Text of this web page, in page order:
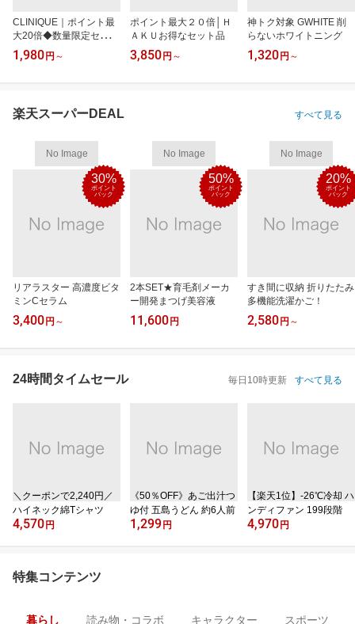
CLINIQUE｜ポイント最
大20倍◆数量限定セット
も
1,980 円 ～
ポイント最大２０倍│Ｈ
ＡＫＵお得なセット品
3,850 円 ～
神トク対象 GWHITE 削
らないホワイトニング
1,320 円 ～
楽天スーパーDEAL すべて見る
No Image
30%
ポイント
バック
リアラスター 高濃度ビタ
ミンCセラム
3,400 円 ～
No Image
50%
ポイント
バック
2本SET★育毛剤メーカ
ー開発まつげ美容液
11,600 円
No Image
20%
ポイント
バック
すき間に収納 折りたたみ
多機能洗濯かご！
2,580 円 ～
24時間タイムセール 毎日10時更新 すべて見る
＼クーポンで2,240円／
ハイネック綿Tシャツ
4,570 円
《50％OFF》あご出汁つ
ゆ付 五島うどん 約6人前
1,299 円
【楽天1位】‐26℃冷却 ハ
ンディファン 199段階
4,970 円
特集コンテンツ
暮らし 読み物・コラボ キャラクター スポーツ